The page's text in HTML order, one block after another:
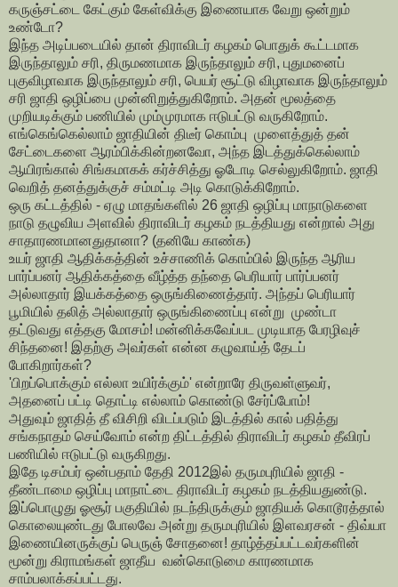
கருஞ்சட்டை கேட்கும் கேள்விக்கு இணையாக வேறு ஒன்றும்
உண்டோ?
இந்த அடிப்படையில் தான் திராவிடர் கழகம் பொதுக் கூட்டமாக
இருந்தாலும் சரி, திருமணமாக இருந்தாலும் சரி, புதுமனைப்
புகுவிழாவாக இருந்தாலும் சரி, பெயர் சூட்டு விழாவாக இருந்தாலும்
சரி ஜாதி ஒழிப்பை முன்னிறுத்துகிறோம். அதன் மூலத்தை
முறியடிக்கும் பணியில் மும்முரமாக ஈடுபட்டு வருகிறோம்.
எங்கெங்கெல்லாம் ஜாதியின் திடீர் கொம்பு முளைத்துத் தன்
சேட்டைகளை ஆரம்பிக்கின்றனவோ, அந்த இடத்துக்கெல்லாம்
ஆயிரங்கால் சிங்கமாகக் கர்ச்சித்து ஓடோடி செல்லுகிறோம். ஜாதி
வெறித் தனத்துக்குச் சம்மட்டி அடி கொடுக்கிறோம்.
ஒரு கட்டத்தில் - ஏழு மாதங்களில் 26 ஜாதி ஒழிப்பு மாநாடுகளை
நாடு தழுவிய அளவில் திராவிடர் கழகம் நடத்தியது என்றால் அது
சாதாரணமானதுதானா? (தனியே காண்க)
உயர் ஜாதி ஆதிக்கத்தின் உச்சாணிக் கொம்பில் இருந்த ஆரிய
பார்ப்பனர் ஆதிக்கத்தை வீழ்த்த தந்தை பெரியார் பார்ப்பனர்
அல்லாதார் இயக்கத்தை ஒருங்கிணைத்தார். அந்தப் பெரியார்
பூமியில் தலித் அல்லாதார் ஒருங்கிணைப்பு என்று முண்டா
தட்டுவது எத்தகு மோசம்! மன்னிக்கவேப்பட முடியாத பேரழிவுச்
சிந்தனை! இதற்கு அவர்கள் என்ன கழுவாய்த் தேடப்
போகிறார்கள்?
'பிறப்பொக்கும் எல்லா உயிர்க்கும்' என்றாரே திருவள்ளுவர்,
அதனைப் பட்டி தொட்டி எல்லாம் கொண்டு சேர்ப்போம்!
அதுவும் ஜாதித் தீ விசிறி விடப்படும் இடத்தில் கால் பதித்து
சங்கநாதம் செய்வோம் என்ற திட்டத்தில் திராவிடர் கழகம் தீவிரப்
பணியில் ஈடுபட்டு வருகிறது.
இதே டிசம்பர் ஒன்பதாம் தேதி 2012இல் தருமபுரியில் ஜாதி -
தீண்டாமை ஒழிப்பு மாநாட்டை திராவிடர் கழகம் நடத்தியதுண்டு.
இப்பொழுது ஓசூர் பகுதியில் நடந்திருக்கும் ஜாதியக் கொடூரத்தால்
கொலையுண்டது போலவே அன்று தருமபுரியில் இளவரசன் - திவ்யா
இணையினருக்குப் பெருஞ் சோதனை! தாழ்த்தப்பட்டவர்களின்
மூன்று கிராமங்கள் ஜாதீய வன்கொடுமை காரணமாக
சாம்பலாக்கப்பட்டது.